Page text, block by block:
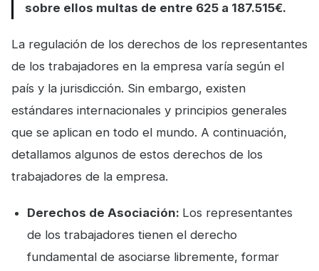
sobre ellos multas de entre 625 a 187.515€.
La regulación de los derechos de los representantes
de los trabajadores en la empresa varía según el
país y la jurisdicción. Sin embargo, existen
estándares internacionales y principios generales
que se aplican en todo el mundo. A continuación,
detallamos algunos de estos derechos de los
trabajadores de la empresa.
Derechos de Asociación: Los representantes
de los trabajadores tienen el derecho
fundamental de asociarse libremente, formar